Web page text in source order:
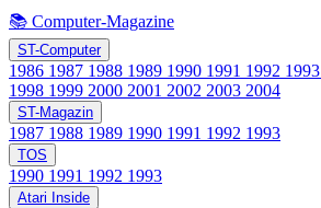
📚 Computer-Magazine
ST-Computer
1986 1987 1988 1989 1990 1991 1992 1993
1998 1999 2000 2001 2002 2003 2004
ST-Magazin
1987 1988 1989 1990 1991 1992 1993
TOS
1990 1991 1992 1993
Atari Inside